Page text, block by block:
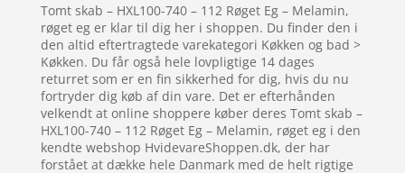
Tomt skab – HXL100-740 – 112 Røget Eg – Melamin,
røget eg er klar til dig her i shoppen. Du finder den i
den altid eftertragtede varekategori Køkken og bad >
Køkken. Du får også hele lovpligtige 14 dages
returret som er en fin sikkerhed for dig, hvis du nu
fortryder dig køb af din vare. Det er efterhånden
velkendt at online shoppere køber deres Tomt skab –
HXL100-740 – 112 Røget Eg – Melamin, røget eg i den
kendte webshop HvidevareShoppen.dk, der har
forstået at dække hele Danmark med de helt rigtige